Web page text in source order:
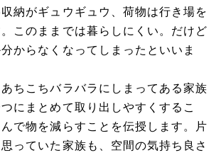
納がギュウギュウ、荷物は行き場を
このままでは暮らしにくい。だけど
からなくなってしまったといいま
ちこちバラバラにしまってある家族
にまとめて取り出しやすくするこ
で物を減らすことを伝授します。片
っていた家族も、空間の気持ち良さ